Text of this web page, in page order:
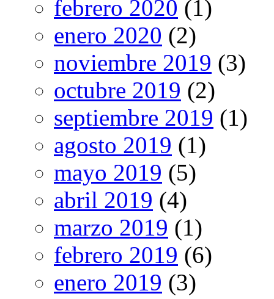
febrero 2020 (1)
enero 2020 (2)
noviembre 2019 (3)
octubre 2019 (2)
septiembre 2019 (1)
agosto 2019 (1)
mayo 2019 (5)
abril 2019 (4)
marzo 2019 (1)
febrero 2019 (6)
enero 2019 (3)